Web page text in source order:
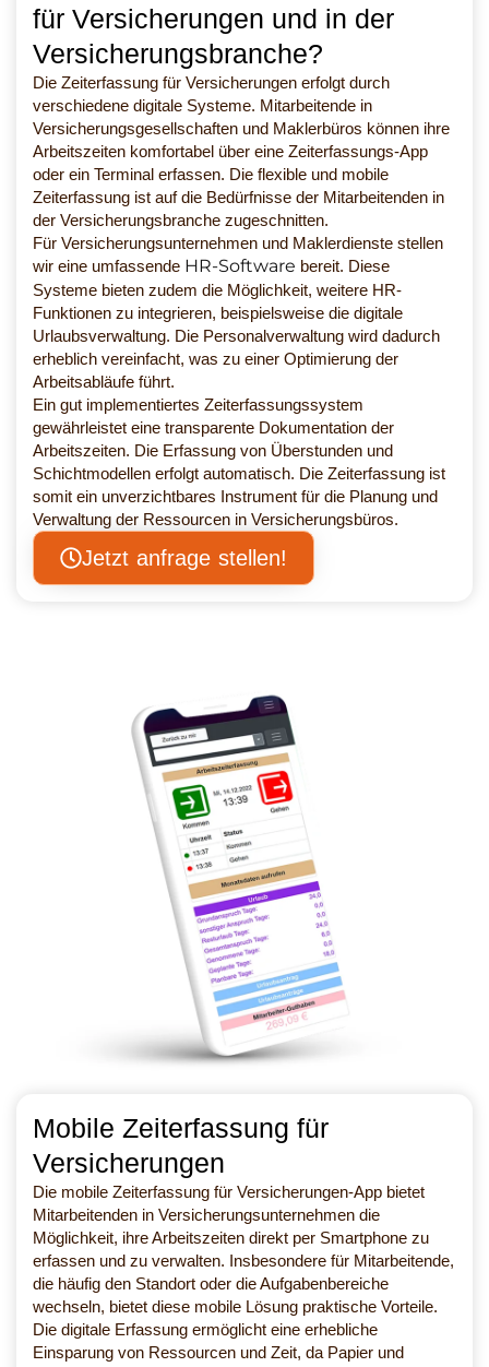
für Versicherungen und in der
Versicherungsbranche?
Die Zeiterfassung für Versicherungen erfolgt durch
verschiedene digitale Systeme. Mitarbeitende in
Versicherungsgesellschaften und Maklerbüros können ihre
Arbeitszeiten komfortabel über eine Zeiterfassungs-App
oder ein Terminal erfassen. Die flexible und mobile
Zeiterfassung ist auf die Bedürfnisse der Mitarbeitenden in
der Versicherungsbranche zugeschnitten.
Für Versicherungsunternehmen und Maklerdienste stellen
wir eine umfassende HR-Software bereit. Diese
Systeme bieten zudem die Möglichkeit, weitere HR-
Funktionen zu integrieren, beispielsweise die digitale
Urlaubsverwaltung. Die Personalverwaltung wird dadurch
erheblich vereinfacht, was zu einer Optimierung der
Arbeitsabläufe führt.
Ein gut implementiertes Zeiterfassungssystem
gewährleistet eine transparente Dokumentation der
Arbeitszeiten. Die Erfassung von Überstunden und
Schichtmodellen erfolgt automatisch. Die Zeiterfassung ist
somit ein unverzichtbares Instrument für die Planung und
Verwaltung der Ressourcen in Versicherungsbüros.
Jetzt anfrage stellen!
Mobile Zeiterfassung für
Versicherungen
Die mobile Zeiterfassung für Versicherungen-App bietet
Mitarbeitenden in Versicherungsunternehmen die
Möglichkeit, ihre Arbeitszeiten direkt per Smartphone zu
erfassen und zu verwalten. Insbesondere für Mitarbeitende,
die häufig den Standort oder die Aufgabenbereiche
wechseln, bietet diese mobile Lösung praktische Vorteile.
Die digitale Erfassung ermöglicht eine erhebliche
Einsparung von Ressourcen und Zeit, da Papier und